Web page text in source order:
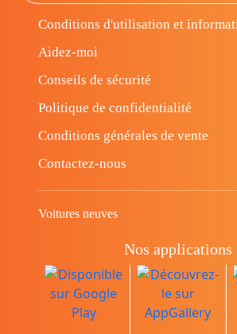
Conditions d'utilisation et
Aidez-moi
Conseils de sécurité
Politique de confidentialité
Conditions générales de vente
Contactez-nous
Voitures neuves
Nos applications